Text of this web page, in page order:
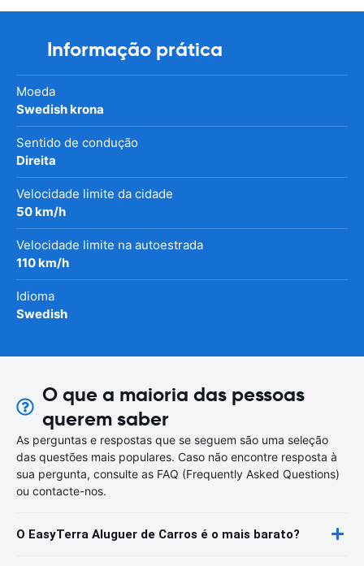
Informação prática
Moeda
Swedish krona
Sentido de condução
Direita
Velocidade limite da cidade
50 km/h
Velocidade limite na autoestrada
110 km/h
Idioma
Swedish
O que a maioria das pessoas
querem saber
As perguntas e respostas que se seguem são uma seleção
das questões mais populares. Caso não encontre resposta à
sua pergunta, consulte as FAQ (Frequently Asked Questions)
ou contacte-nos.
O EasyTerra Aluguer de Carros é o mais barato?